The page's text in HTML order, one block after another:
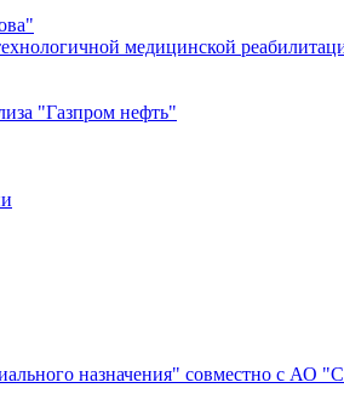
медицинской
"Газпром нефть"
назначения" совместно с